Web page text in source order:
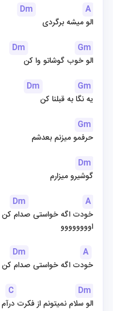
Dm
A
الو میشه برگردی
Dm
Gm
الو خوب گوشاتو وا کن
Dm
Gm
یه نگا به قبلنا کن
Gm
حرفمو میزنم بعدشم
Dm
گوشیرو میزارم
Dm
A
خودت اگه خواستی صدام کن
اوووووووو
Dm
A
خودت اگه خواستی صدام کن
C
Dm
الو سلام نمیتونم از فکرت درآم